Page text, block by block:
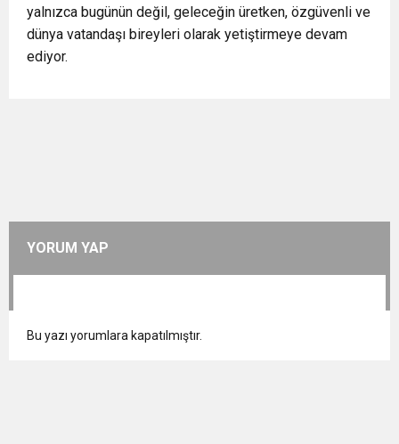
yalnızca bugünün değil, geleceğin üretken, özgüvenli ve
dünya vatandaşı bireyleri olarak yetiştirmeye devam
ediyor.
YORUM YAP
Bu yazı yorumlara kapatılmıştır.